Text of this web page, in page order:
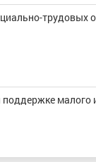
трудовых
малого